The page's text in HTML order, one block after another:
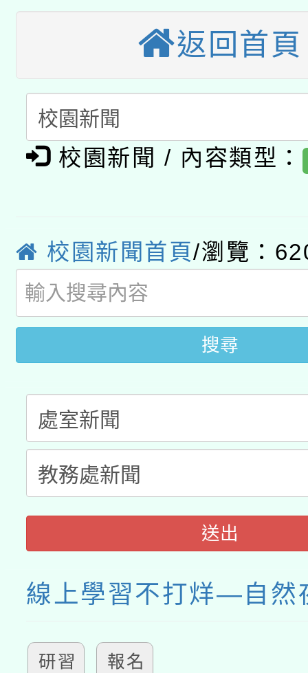
本館辦理115年度閱讀
暨閱讀推動專業研習
科技賦能─人工智慧
礎課程
A3數位素養講師名單
「數位內容與教學軟體
pilot」
有關大陸委員會函釋公
用水績優單位及節水達
動」
桃園市孔廟祈福系列
開 智慧啟航」
2026年桃園地景藝術
返回首頁
校園新聞 / 內容類型：
校園新聞首頁/瀏覽：
搜尋
送出
線上學習不打烊—自然
研習 報名